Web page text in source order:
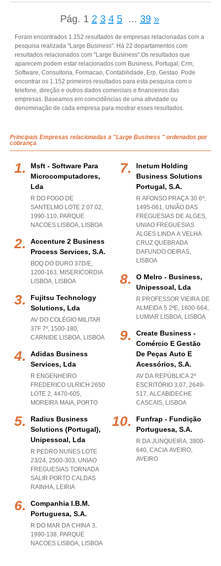
Pág. 1 2 3 4 5 ... 39 »
Foram encontrados 1.152 resultados de empresas relacionadas com a
pesquisa realizada "Large Business". Há 22 departamentos com
resultados relacionados com "Large Business".Os resultados que
aparecem podem estar relacionados com Business, Portugal, Crm,
Software, Consultoria, Formacao, Contabilidade, Erp, Gestao. Pode
encontrar os 1.152 primeiros resultados para esta pesquisa com o
telefone, direção e outros dados comerciais e financeiros das
empresas. Baseamos em coincidências de uma atividade ou
denominação de cada empresa para mostrar esses resultados.
Principais Empresas relacionadas a "Large Business " ordenados por
cobrança
Msft - Software Para
Microcomputadores,
Lda
R DO FOGO DE
SANTELMO LOTE 2.07.02,
1990-110, PARQUE
NACOES LISBOA, LISBOA
Accenture 2 Business
Process Services, S.a.
BOQ DO DURO 37D/E,
1200-163, MISERICORDIA
LISBOA, LISBOA
Fujitsu Technology
Solutions, Lda
AV DO COLÉGIO MILITAR
37F 7º, 1500-180,
CARNIDE LISBOA, LISBOA
Adidas Business
Services, Lda
R ENGENHEIRO
FREDERICO ULRICH 2650
LOTE 2, 4470-605,
MOREIRA MAIA, PORTO
Radius Business
Solutions (portugal),
Unipessoal, Lda
R PEDRO NUNES LOTE
23/24, 2500-303, UNIAO
FREGUESIAS TORNADA
SALIR PORTO CALDAS
RAINHA, LEIRIA
Companhia I.b.m.
Portuguesa, S.a.
R DO MAR DA CHINA 3,
1990-138, PARQUE
NACOES LISBOA, LISBOA
Inetum Holding
Business Solutions
Portugal, S.a.
R AFONSO PRAÇA 30 6º,
1495-061, UNIÃO DAS
FREGUESIAS DE ALGES,
UNIAO FREGUESIAS
ALGES LINDA A VELHA
CRUZ QUEBRADA
DAFUNDO OEIRAS,
LISBOA
O Melro - Business,
Unipessoal, Lda
R PROFESSOR VIEIRA DE
ALMEIDA 5 2ºE, 1600-664,
LUMIAR LISBOA, LISBOA
Create Business -
Comércio E Gestão
De Peças Auto E
Acessórios, S.a.
AV DA REPÚBLICA 2º
ESCRITÓRIO 3.07, 2649-
517, ALCABIDECHE
CASCAIS, LISBOA
Funfrap - Fundição
Portuguesa, S.a.
R DA JUNQUEIRA, 3800-
640, CACIA AVEIRO,
AVEIRO